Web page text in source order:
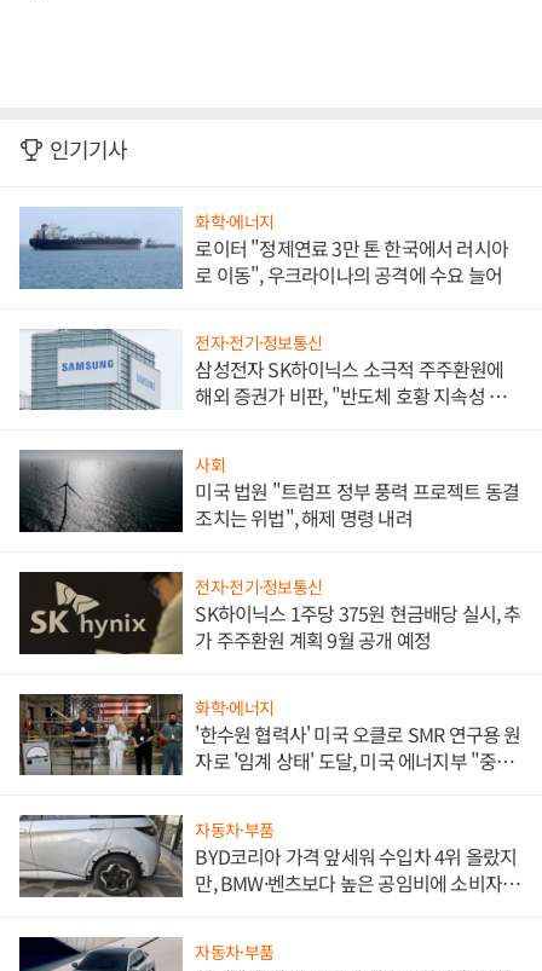
인기기사
화학·에너지
로이터 "정제연료 3만 톤 한국에서 러시아
로 이동", 우크라이나의 공격에 수요 늘어
전자·전기·정보통신
삼성전자 SK하이닉스 소극적 주주환원에
해외 증권가 비판, "반도체 호황 지속성 의
사회
미국 법원 "트럼프 정부 풍력 프로젝트 동결
조치는 위법", 해제 명령 내려
전자·전기·정보통신
SK하이닉스 1주당 375원 현금배당 실시, 추
가 주주환원 계획 9월 공개 예정
화학·에너지
'한수원 협력사' 미국 오클로 SMR 연구용 원
자로 '임계 상태' 도달, 미국 에너지부 "중요
자동차·부품
BYD코리아 가격 앞세워 수입차 4위 올랐지
만, BMW·벤츠보다 높은 공임비에 소비자
자동차·부품